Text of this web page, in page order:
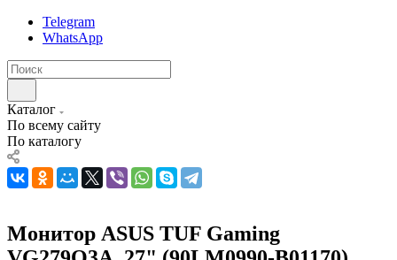
Telegram
WhatsApp
Каталог
По всему сайту
По каталогу
Монитор ASUS TUF Gaming